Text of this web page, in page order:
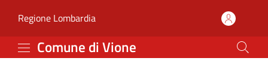
Affidamento diretto dei
Regione Lombardia(apre in un'altra scheda).
Comune di Vione